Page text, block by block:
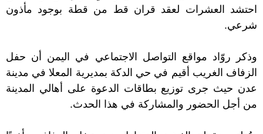
احتشد العشرات لعقد قران قط من قطة بوجود مأذون
شرعي.
وذكر روّاد مواقع التواصل الاجتماعي في اليمن أن حفل
الزفاف الغريب أقيم في حي الدكة بمديرية المعلا في مدينة
عدن حيث جرى توزيع بطاقات الدعوة على أهالي المدينة
من أجل الحضور والمشاركة في هذا الحدث.